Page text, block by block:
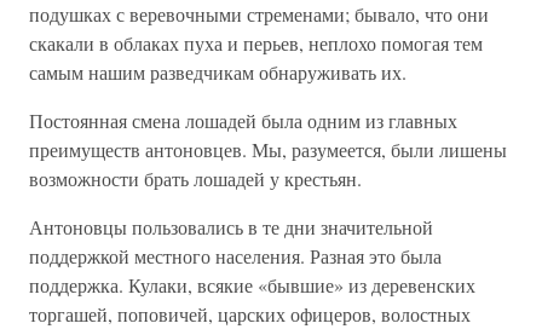
подушках с веревочными стременами; бывало, что они
скакали в облаках пуха и перьев, неплохо помогая тем
самым нашим разведчикам обнаруживать их.
Постоянная смена лошадей была одним из главных
преимуществ антоновцев. Мы, разумеется, были лишены
возможности брать лошадей у крестьян.
Антоновцы пользовались в те дни значительной
поддержкой местного населения. Разная это была
поддержка. Кулаки, всякие «бывшие» из деревенских
торгашей, поповичей, царских офицеров, волостных